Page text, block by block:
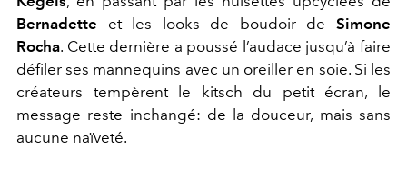
Bernadette et les looks de boudoir de Simone
Rocha. Cette dernière a poussé l’audace jusqu’à faire
défiler ses mannequins avec un oreiller en soie. Si les
créateurs tempèrent le kitsch du petit écran, le
message reste inchangé: de la douceur, mais sans
aucune naïveté.